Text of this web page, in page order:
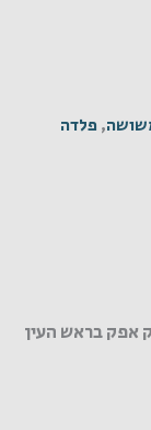
, פלדה
אפק בראש העין